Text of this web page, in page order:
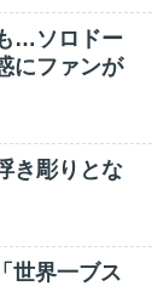
…ソロドー
にファンが
き彫りとな
世界一ブス